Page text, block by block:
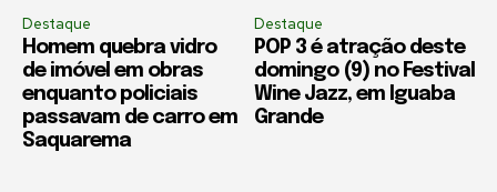
Destaque
Homem quebra vidro
de imóvel em obras
enquanto policiais
passavam de carro em
Saquarema
Destaque
POP 3 é atração deste
domingo (9) no Festival
Wine Jazz, em Iguaba
Grande